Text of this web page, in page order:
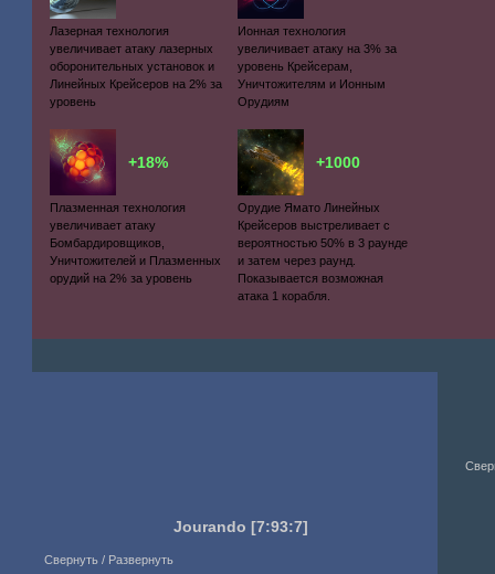
Лазерная технология
увеличивает атаку лазерных
оборонительных установок и
Линейных Крейсеров на 2% за
уровень
Ионная технология
увеличивает атаку на 3% за
уровень Крейсерам,
Уничтожителям и Ионным
Орудиям
+18%
Плазменная технология
увеличивает атаку
Бомбардировщиков,
Уничтожителей и Плазменных
орудий на 2% за уровень
+1000
Орудие Ямато Линейных
Крейсеров выстреливает с
вероятностью 50% в 3 раунде
и затем через раунд.
Показывается возможная
атака 1 корабля.
Jourando [7:93:7]
Свернуть / Развернуть